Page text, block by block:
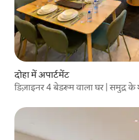
दोहा में अपार्टमेंट
डिज़ाइनर 4 बेडरूम वाला घर | समुद्र के